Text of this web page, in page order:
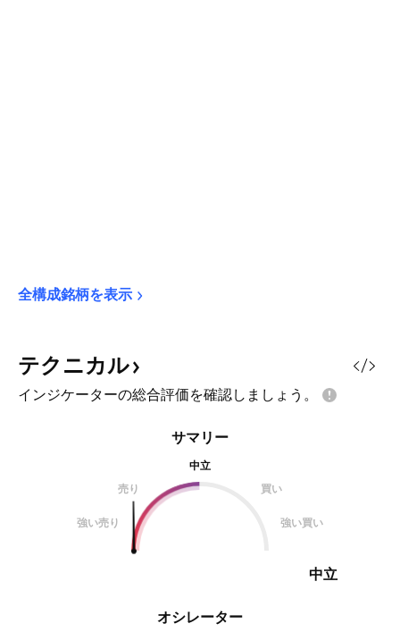
全構成銘柄を表示
テクニカル
インジケーターの総合評価を確認しましょう。
オシレーター
サマリー
中立
売り
買い
強い売り 強い買い
中立